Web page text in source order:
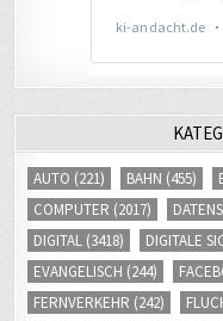
AUTO (221) BAHN (455)
COMPUTER (2017)
DIGITAL (3418) DIGITALE
EVANGELISCH (244)
FERNVERKEHR (242)